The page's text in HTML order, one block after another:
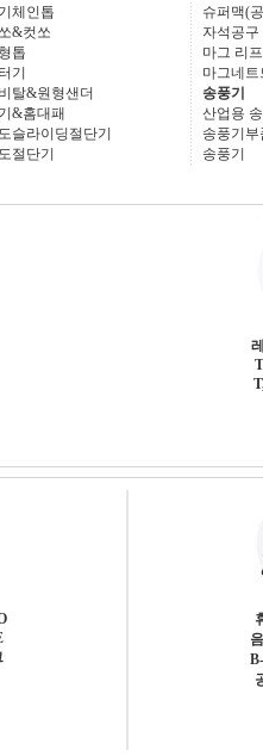
체인톱
&컷쏘
톱
기
탈&원형샌더
&홈대패
슬라이딩절단기
절단기
슈퍼맥(
자석공구
마그 리
마그네트
송풍기
산업용
송풍기부
송풍기